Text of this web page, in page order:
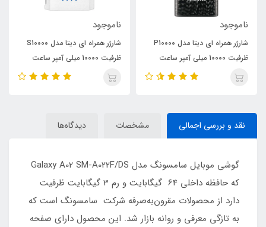
ناموجود
شارژر همراه ای دیتا مدل P10000
ظرفیت 10000 میلی آمپر ساعت
ناموجود
شارژر همراه ای دیتا مدل S10000
ظرفیت 10000 میلی آمپر ساعت
نقد و بررسی اجمالی مشخصات دیدگاه‌ها
گوشی موبایل سامسونگ مدل Galaxy A02 SM-A022F/DS
که حافظه داخلی 64 گیگابایت و رم 3 گیگابایت ظرفیت
دارد از محصولات مقرون‌به‌صرفه شرکت سامسونگ است که
به تازگی معرفی و روانه بازار شد. این محصول دارای صفحه